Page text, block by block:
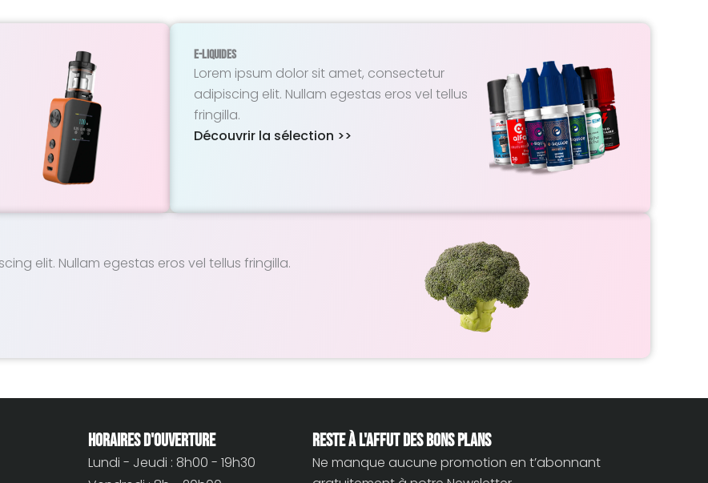
E-Liquides
Lorem ipsum dolor sit amet, consectetur
adipiscing elit. Nullam egestas eros vel tellus
fringilla.
Découvrir la sélection >>
elit. Nullam egestas eros vel tellus fringilla.
Horaires d'ouverture
Lundi - Jeudi : 8h00 - 19h30
Reste à l'affut des bons plans
Ne manque aucune promotion en t’abonnant